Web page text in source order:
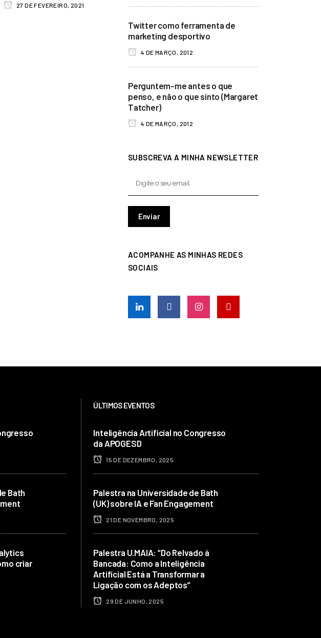
27 DE FEVEREIRO, 2021
Twitter como ferramenta de
marketing desportivo
4 DE MARÇO, 2012
Perguntem-me antes o que
penso, e não o que sinto (Margaret
Tatcher)
4 DE MARÇO, 2012
SUBSCREVA A MINHA NEWSLETTER
ACOMPANHE AS MINHAS REDES
SOCIAIS
Bath
criar
ÚLTIMOS EVENTOS
Inteligência Artificial no Congresso
da APOGESD
15 DE DEZEMBRO, 2025
Palestra na Universidade de Bath
(UK) sobre IA e Fan Engagement
21 DE NOVEMBRO, 2025
Palestra U.MAIA: “Do Relvado à
Bancada: Como a Inteligência
Artificial Está a Transformar a
Ligação com os Adeptos”
29 DE JUNHO, 2025